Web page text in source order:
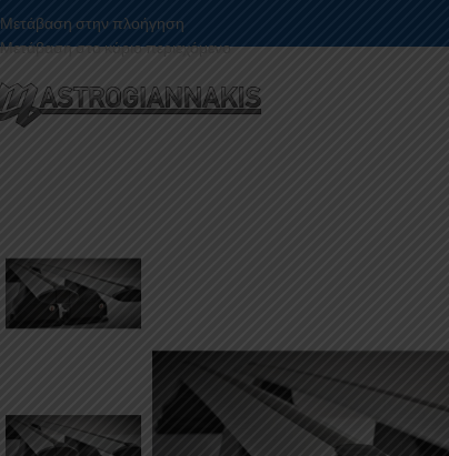
Μετάβαση στην πλοήγηση
Μετάβαση στο κύριο περιεχόμενο